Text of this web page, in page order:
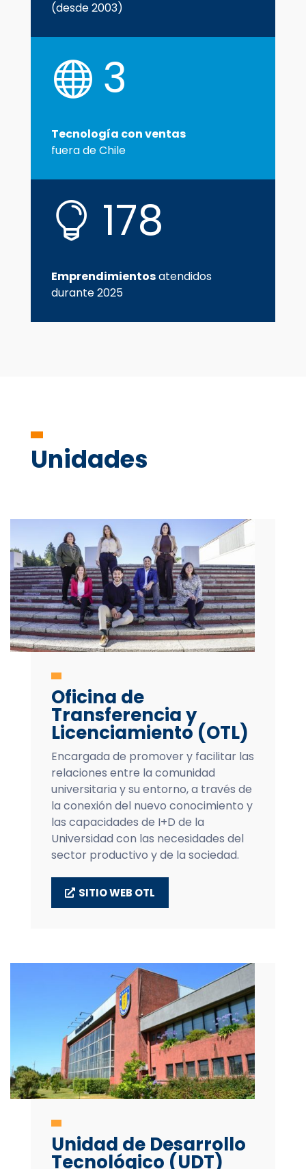
(desde 2003)
 3
Tecnología con ventas
fuera de Chile
 178
Emprendimientosatendidos
durante 2025
Unidades
Oficina de
Transferencia y
Licenciamiento (OTL)
Encargada de promover y facilitar las
relaciones entre la comunidad
universitaria y su entorno, a través de
la conexión del nuevo conocimiento y
las capacidades de I+D de la
Universidad con las necesidades del
sector productivo y de la sociedad.
SITIO WEB OTL
Unidad de Desarrollo
Tecnológico (UDT)